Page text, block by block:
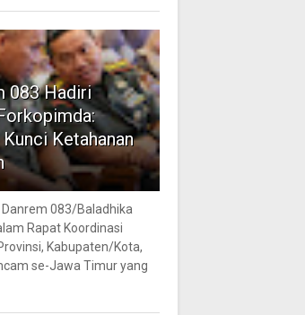
083 Hadiri
Ketahanan
083/Baladhika
Rapat Koordinasi
Kabupaten/Kota,
se-Jawa Timur yang